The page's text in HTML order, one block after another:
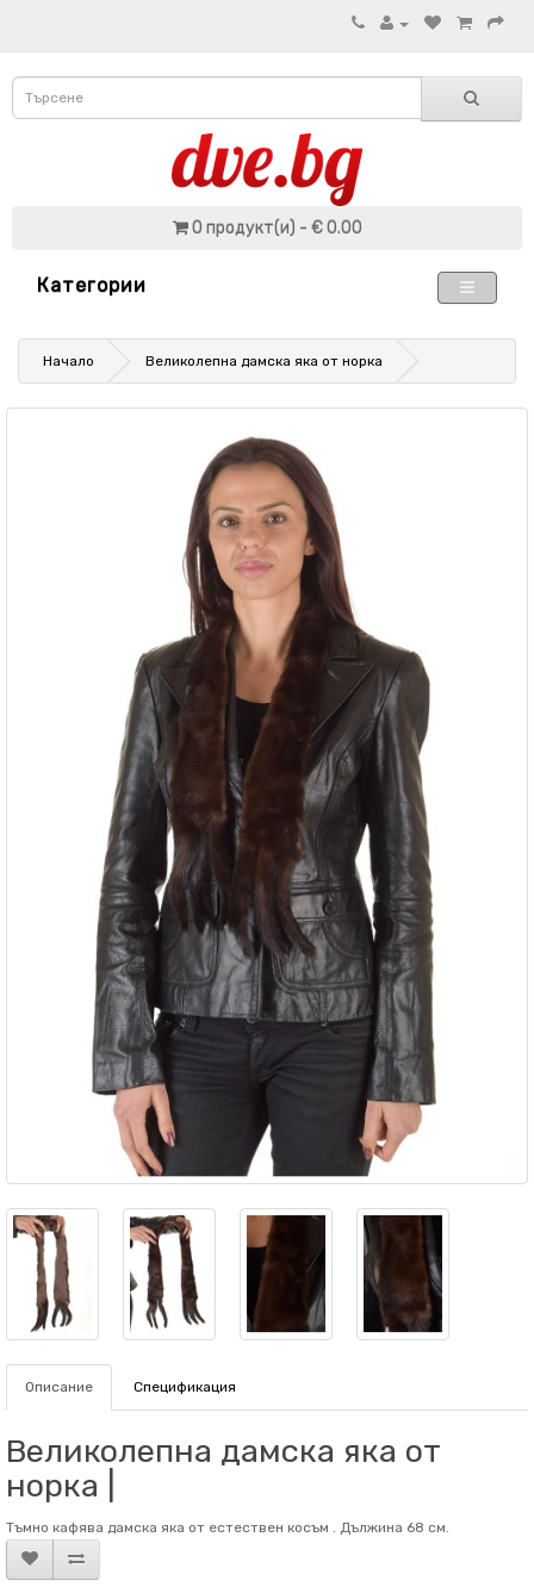
0 продукт(и) - € 0.00
Категории
Начало Великолепна дамска яка от норка
Описание Спецификация
Великолепна дамска яка от
норка |
Тъмно кафява дамска яка от естествен косъм . Дължина 68 см.